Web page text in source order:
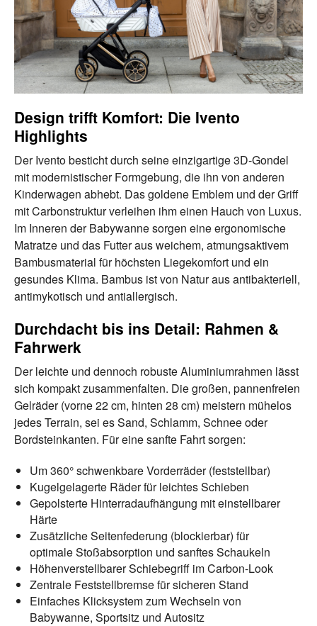
Design trifft Komfort: Die Ivento
Highlights
Der Ivento besticht durch seine einzigartige 3D-Gondel
mit modernistischer Formgebung, die ihn von anderen
Kinderwagen abhebt. Das goldene Emblem und der Griff
mit Carbonstruktur verleihen ihm einen Hauch von Luxus.
Im Inneren der Babywanne sorgen eine ergonomische
Matratze und das Futter aus weichem, atmungsaktivem
Bambusmaterial für höchsten Liegekomfort und ein
gesundes Klima. Bambus ist von Natur aus antibakteriell,
antimykotisch und antiallergisch.
Durchdacht bis ins Detail: Rahmen &
Fahrwerk
Der leichte und dennoch robuste Aluminiumrahmen lässt
sich kompakt zusammenfalten. Die großen, pannenfreien
Gelräder (vorne 22 cm, hinten 28 cm) meistern mühelos
jedes Terrain, sei es Sand, Schlamm, Schnee oder
Bordsteinkanten. Für eine sanfte Fahrt sorgen:
Um 360° schwenkbare Vorderräder (feststellbar)
Kugelgelagerte Räder für leichtes Schieben
Gepolsterte Hinterradaufhängung mit einstellbarer
Härte
Zusätzliche Seitenfederung (blockierbar) für
optimale Stoßabsorption und sanftes Schaukeln
Höhenverstellbarer Schiebegriff im Carbon-Look
Zentrale Feststellbremse für sicheren Stand
Einfaches Klicksystem zum Wechseln von
Babywanne, Sportsitz und Autositz